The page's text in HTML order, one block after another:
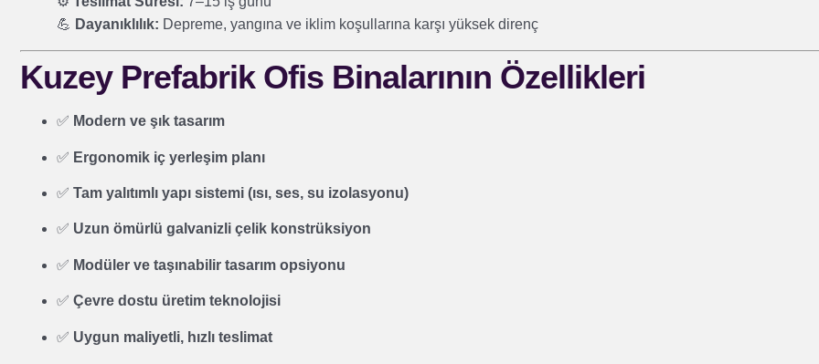
💪 Dayanıklılık: Depreme, yangına ve iklim koşullarına karşı yüksek direnç
Kuzey Prefabrik Ofis Binalarının Özellikleri
✅ Modern ve şık tasarım
✅ Ergonomik iç yerleşim planı
✅ Tam yalıtımlı yapı sistemi (ısı, ses, su izolasyonu)
✅ Uzun ömürlü galvanizli çelik konstrüksiyon
✅ Modüler ve taşınabilir tasarım opsiyonu
✅ Çevre dostu üretim teknolojisi
✅ Uygun maliyetli, hızlı teslimat